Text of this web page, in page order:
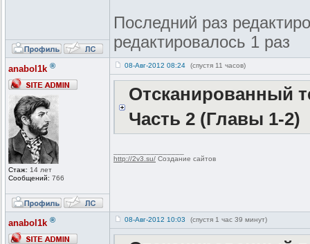
Последний раз
редактировалось 1 раз
anabol1k ®
Стаж: 14 лет
Сообщений: 766
08-Авг-2012 08:24 (спустя 11 часов)
Отсканированный
Часть 2 (Главы 1-2)
http://2v3.su/ Создание сайтов
anabol1k ® 08-Авг-2012 10:03 (спустя 1 час 39 минут)